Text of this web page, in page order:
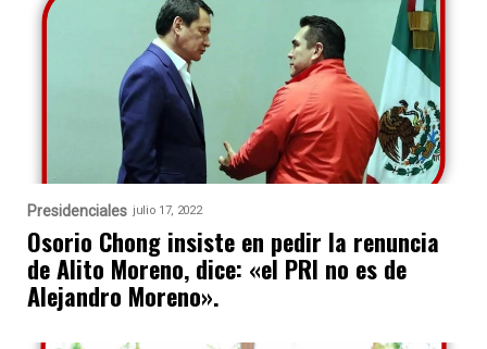
Presidenciales julio 17, 2022
Osorio Chong insiste en pedir la renuncia
de Alito Moreno, dice: «el PRI no es de
Alejandro Moreno».